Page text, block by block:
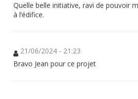
Quelle belle initiative, ravi de pouvoir
à l’édifice.
21/06/2024 - 21:23
Bravo Jean pour ce projet